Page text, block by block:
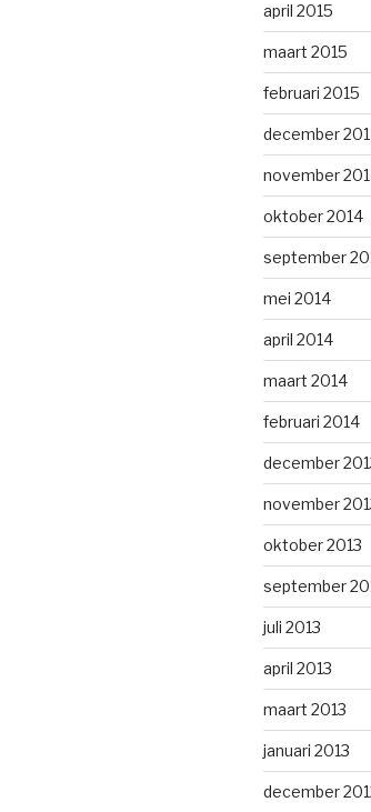
april 2015
maart 2015
februari 2015
december
november
oktober 2014
september
mei 2014
april 2014
maart 2014
februari 2014
december
november
oktober 2013
september
juli 2013
april 2013
maart 2013
januari 2013
december